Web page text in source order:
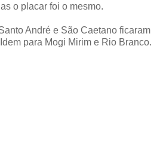
o placar foi o mesmo.
André e São Caetano ficaram
para Mogi Mirim e Rio Branco.